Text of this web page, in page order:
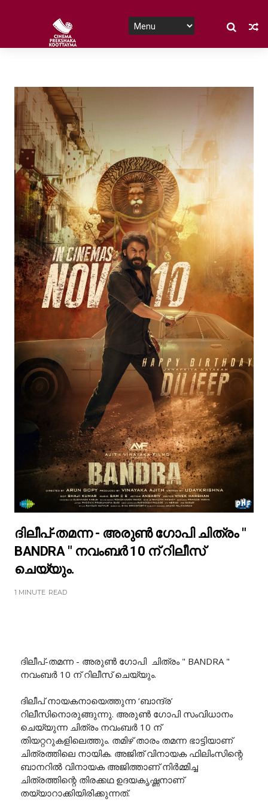
ദിലീപ്-തമന്ന - അരുൺ ഗോപി ചിത്രം "
BANDRA " നവംബർ 10 ന് റിലീസ്
ചെയ്യും.
1 MINUTE READ
ദിലീപ്-തമന്ന - അരുൺ ഗോപി ചിത്രം " BANDRA "
നവംബർ 10 ന് റിലീസ് ചെയ്യും.
ദിലീപ് നായകനായെത്തുന്ന ‘ബാന്ദ്ര’
റിലീസിനൊരുങ്ങുന്നു. അരുൺ ഗോപി സംവിധാനം
ചെയ്യുന്ന ചിത്രം നവംബർ 10 ന്
തിയറ്ററുകളിലെത്തും. തമിഴ് താരം തമന്ന ഭാട്ടിയാണ്
ചിത്രത്തിലെ നായിക. അജിത് വിനായക ഫിലിംസിന്റെ
ബാനറിൽ വിനായക അജിത്താണ് നിർമ്മിച്ച
ചിത്രത്തിന്റെ തിരക്കഥ ഉദയകൃഷ്ണനാണ്
തയ്യാറാക്കിയിരിക്കുന്നത്.